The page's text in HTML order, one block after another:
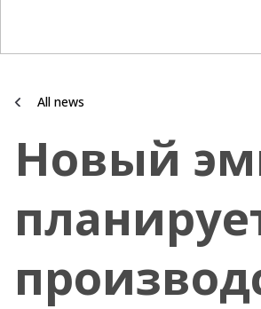
All news
Новый